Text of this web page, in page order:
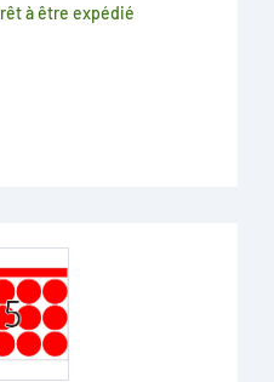
à être expédié